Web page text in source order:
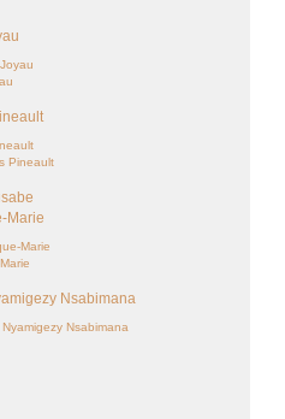
Pineault
Marie
Marie
Nsabimana
Nsabimana